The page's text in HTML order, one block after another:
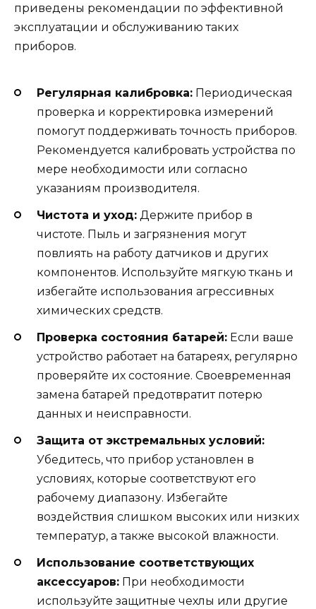
приведены рекомендации по эффективной
эксплуатации и обслуживанию таких
приборов.
Регулярная калибровка: Периодическая
проверка и корректировка измерений
помогут поддерживать точность приборов.
Рекомендуется калибровать устройства по
мере необходимости или согласно
указаниям производителя.
Чистота и уход: Держите прибор в
чистоте. Пыль и загрязнения могут
повлиять на работу датчиков и других
компонентов. Используйте мягкую ткань и
избегайте использования агрессивных
химических средств.
Проверка состояния батарей: Если ваше
устройство работает на батареях, регулярно
проверяйте их состояние. Своевременная
замена батарей предотвратит потерю
данных и неисправности.
Защита от экстремальных условий:
Убедитесь, что прибор установлен в
условиях, которые соответствуют его
рабочему диапазону. Избегайте
воздействия слишком высоких или низких
температур, а также высокой влажности.
Использование соответствующих
аксессуаров: При необходимости
используйте защитные чехлы или другие